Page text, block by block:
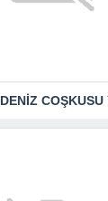
COŞKUSU